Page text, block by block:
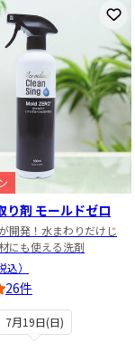
7月19日(日)
お
り剤 モールドゼロ
開発！水まわりだけじ
にも使える洗剤
込）
26件